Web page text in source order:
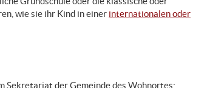
wie sie ihr Kind in einer internationalen oder
Sekretariat der Gemeinde des Wohnortes: